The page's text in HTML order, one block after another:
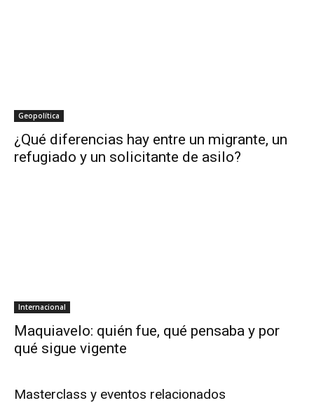
Geopolítica
¿Qué diferencias hay entre un migrante, un
refugiado y un solicitante de asilo?
Internacional
Maquiavelo: quién fue, qué pensaba y por
qué sigue vigente
Masterclass y eventos relacionados